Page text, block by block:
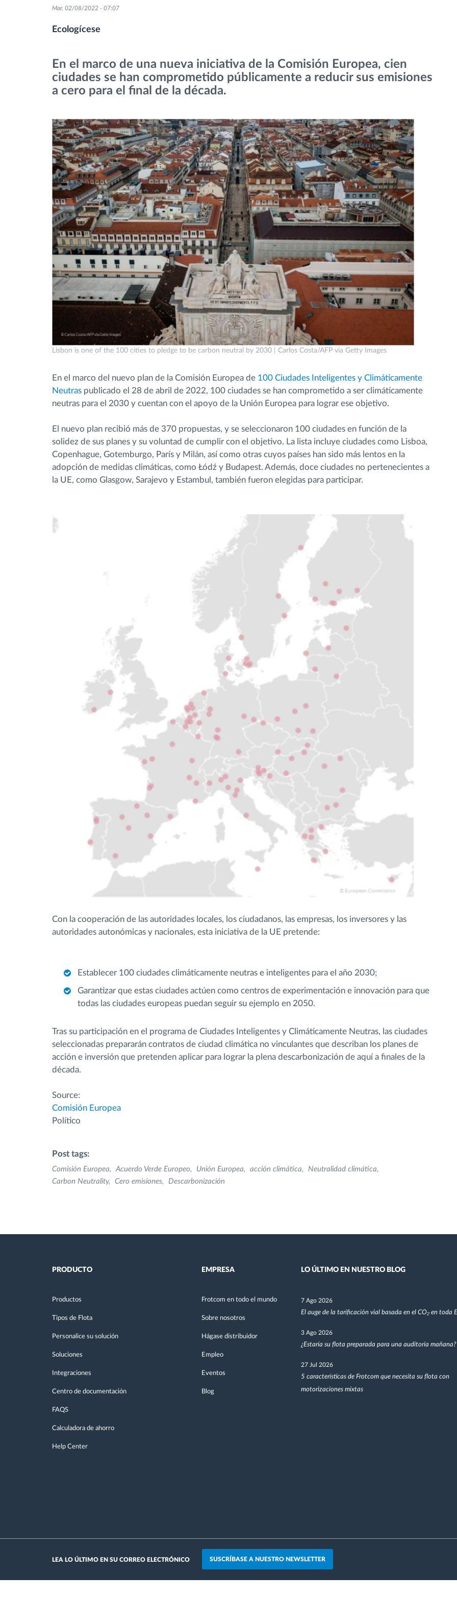
Control de acceso
Planificación y seguimiento de rutas
conductor
Descubrir todas las características
Mar, 02/08/2022 - 07:07
Ecologícese
En el marco de una nueva iniciativa de la Comisión Europea, cien
ciudades se han comprometido públicamente a reducir sus emisiones
a cero para el final de la década.
Lisbon is one of the 100 cities to pledge to be carbon neutral by 2030 | Carlos Costa/AFP via Getty Images
En el marco del nuevo plan de la Comisión Europea de 100 Ciudades Inteligentes y Climáticamente
Neutras publicado el 28 de abril de 2022, 100 ciudades se han comprometido a ser climáticamente
neutras para el 2030 y cuentan con el apoyo de la Unión Europea para lograr ese objetivo.
El nuevo plan recibió más de 370 propuestas, y se seleccionaron 100 ciudades en función de la
solidez de sus planes y su voluntad de cumplir con el objetivo. La lista incluye ciudades como Lisboa,
Copenhague, Gotemburgo, París y Milán, así como otras cuyos países han sido más lentos en la
adopción de medidas climáticas, como Łódź y Budapest. Además, doce ciudades no pertenecientes a
la UE, como Glasgow, Sarajevo y Estambul, también fueron elegidas para participar.
Con la cooperación de las autoridades locales, los ciudadanos, las empresas, los inversores y las
autoridades autonómicas y nacionales, esta iniciativa de la UE pretende:
Establecer 100 ciudades climáticamente neutras e inteligentes para el año 2030;
Garantizar que estas ciudades actúen como centros de experimentación e innovación para que
todas las ciudades europeas puedan seguir su ejemplo en 2050.
Tras su participación en el programa de Ciudades Inteligentes y Climáticamente Neutras, las ciudades
seleccionadas prepararán contratos de ciudad climática no vinculantes que describan los planes de
acción e inversión que pretenden aplicar para lograr la plena descarbonización de aquí a finales de la
década.
Source:
Comisión Europea
Político
Post tags:
Comisión Europea Acuerdo Verde Europeo Unión Europea acción climática
Neutralidad climática
Carbon Neutrality
Cero emisiones Descarbonización
PRODUCTO
Productos
Tipos de Flota
Personalice su solución
Soluciones
Integraciones
Centro de documentación
FAQS
Calculadora de ahorro
Help Center
EMPRESA
Frotcom en todo el mundo
Sobre nosotros
Hágase distribuidor
Empleo
Eventos
Blog
LO ÚLTIMO EN NUESTRO BLOG
7 Ago 2026
El auge de la tarificación vial basada en el CO₂ en toda
3 Ago 2026
¿Estaría su flota preparada para una auditoría mañana?
27 Jul 2026
5 características de Frotcom que necesita su flota con
motorizaciones mixtas
LEA LO ÚLTIMO EN SU CORREO ELECTRÓNICO SUSCRÍBASE A NUESTRO NEWSLETTER